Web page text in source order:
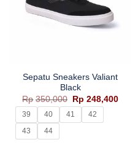
Sepatu Sneakers Valiant
Black
Rp 350,000
Harga
aslinya
adalah:
Rp350,000.
Rp 248,400Harga
39 40 41
42
43
44